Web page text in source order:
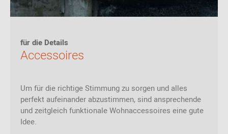
für die Details
Accessoires
Um für die richtige Stimmung zu sorgen und alles
perfekt aufeinander abzustimmen, sind ansprechende
und zeitgleich funktionale Wohnaccessoires eine gute
Idee.